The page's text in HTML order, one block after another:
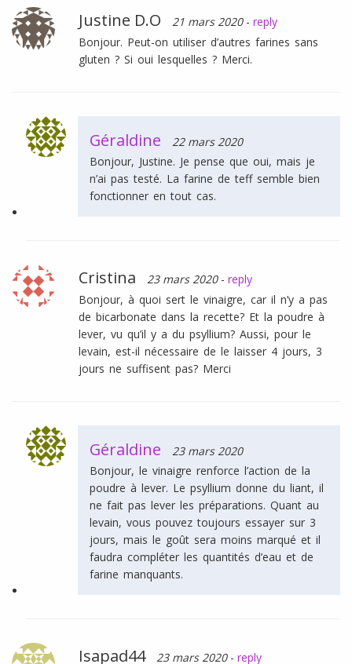
Justine D.O 21 mars 2020 - reply
Bonjour. Peut-on utiliser d’autres farines sans
gluten ? Si oui lesquelles ? Merci.
Géraldine
22 mars 2020
Bonjour, Justine. Je pense que oui, mais je
n’ai pas testé. La farine de teff semble bien
fonctionner en tout cas.
Cristina 23 mars 2020 - reply
Bonjour, à quoi sert le vinaigre, car il n’y a pas
de bicarbonate dans la recette? Et la poudre à
lever, vu qu’il y a du psyllium? Aussi, pour le
levain, est-il nécessaire de le laisser 4 jours, 3
jours ne suffisent pas? Merci
Géraldine
23 mars 2020
Bonjour, le vinaigre renforce l’action de la
poudre à lever. Le psyllium donne du liant, il
ne fait pas lever les préparations. Quant au
levain, vous pouvez toujours essayer sur 3
jours, mais le goût sera moins marqué et il
faudra compléter les quantités d’eau et de
farine manquants.
Isapad44 23 mars 2020 - reply